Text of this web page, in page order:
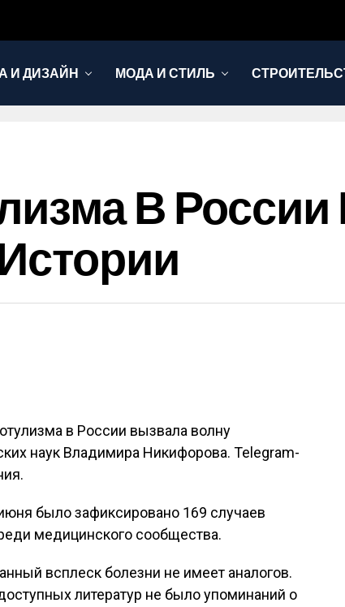
И ДИЗАЙН МОДА И СТИЛЬ
В России
в России вызвала волну
наук Владимира Никифорова. Telegram-
было зафиксировано 169 случаев
медицинского сообщества.
всплеск болезни не имеет аналогов.
литератур не было упоминаний о